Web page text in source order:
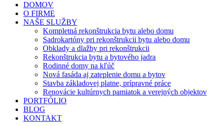
DOMOV
O FIRME
NAŠE SLUŽBY
Kompletná rekonštrukcia bytu alebo domu
Sadrokartóny pri rekonštrukcii bytu alebo domu
Obklady a dlažby pri rekonštrukcii
Rekonštrukcia bytu a bytového jadra
Rodinné domy na kľúč
Nová fasáda aj zateplenie domu a bytov
Stavba základovej platne, prípravné práce
Renovácie kultúrnych pamiatok a verejných objektov
PORTFÓLIO
BLOG
KONTAKT